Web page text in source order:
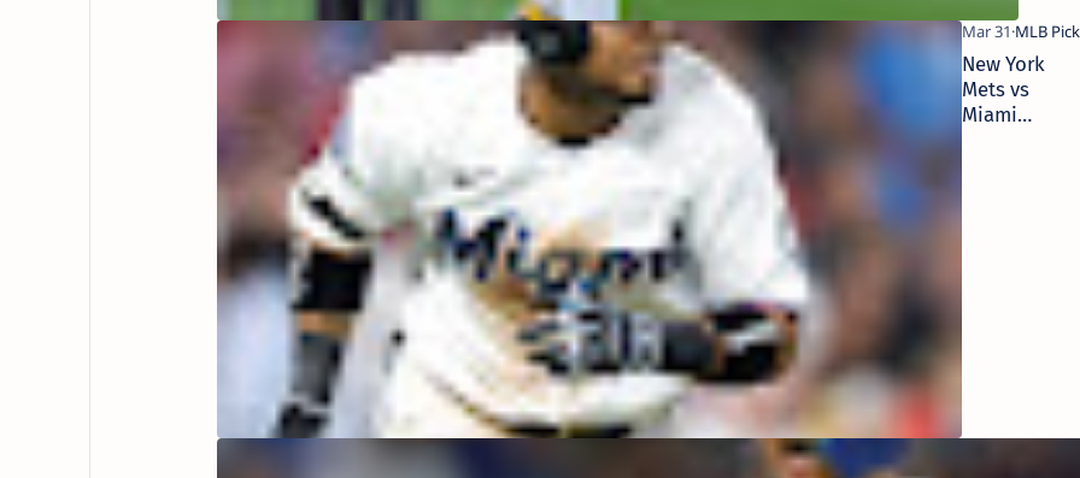
New York
Mets vs
Miami
Marlins